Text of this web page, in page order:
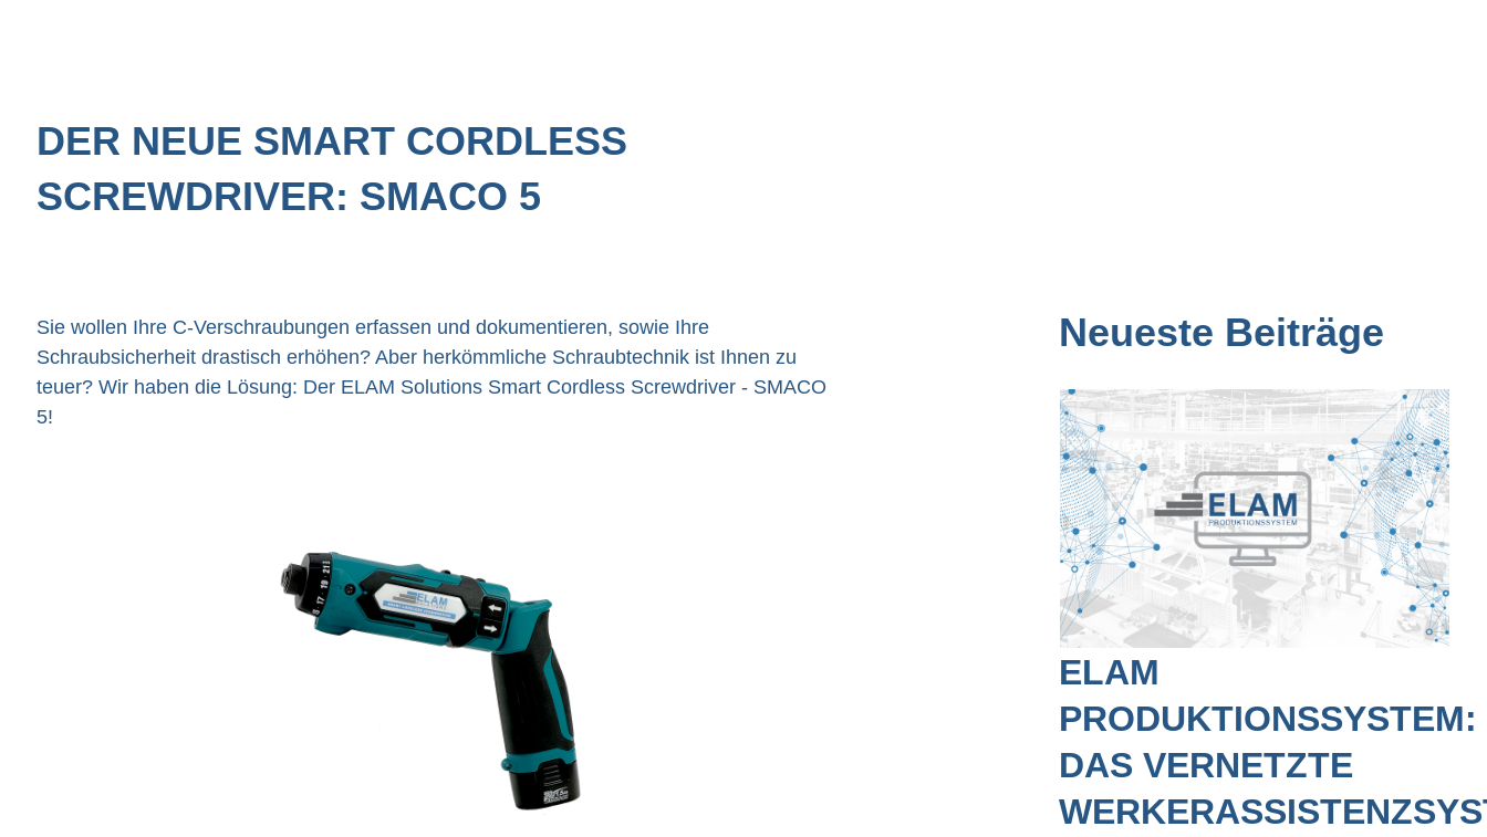
DER NEUE SMART CORDLESS
SCREWDRIVER: SMACO 5
Sie wollen Ihre C-Verschraubungen erfassen und dokumentieren, sowie Ihre
Schraubsicherheit drastisch erhöhen? Aber herkömmliche Schraubtechnik ist Ihnen zu
teuer? Wir haben die Lösung: Der ELAM Solutions Smart Cordless Screwdriver - SMACO
5!
Neueste Beiträge
ELAM
PRODUKTIONSSYSTEM:
DAS VERNETZTE